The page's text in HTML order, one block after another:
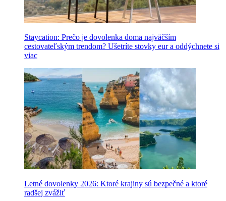
Staycation: Prečo je dovolenka doma najväčším
cestovateľským trendom? Ušetríte stovky eur a oddýchnete si
viac
Letné dovolenky 2026: Ktoré krajiny sú bezpečné a ktoré
radšej zvážiť